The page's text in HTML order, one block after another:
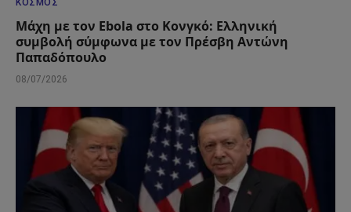
ΚΌΣΜΟΣ
Μάχη με τον Ebola στο Κονγκό: Ελληνική
συμβολή σύμφωνα με τον Πρέσβη Αντώνη
Παπαδόπουλο
08/07/2026